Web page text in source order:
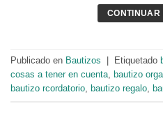
CONTINUAR
Publicado en Bautizos Etiquetado
cosas a tener en cuenta, bautizo
bautizo rcordatorio, bautizo regalo,